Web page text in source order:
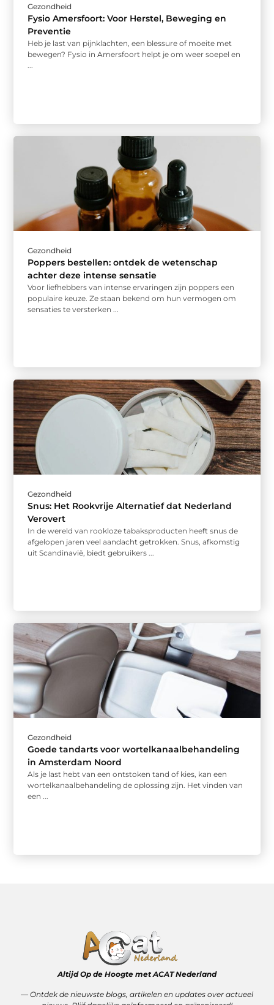
Gezondheid
Fysio Amersfoort: Voor Herstel, Beweging en
Preventie
Heb je last van pijnklachten, een blessure of moeite met
bewegen? Fysio in Amersfoort helpt je om weer soepel en
...
Gezondheid
Poppers bestellen: ontdek de wetenschap
achter deze intense sensatie
Voor liefhebbers van intense ervaringen zijn poppers een
populaire keuze. Ze staan bekend om hun vermogen om
sensaties te versterken ...
Gezondheid
Snus: Het Rookvrije Alternatief dat Nederland
Verovert
In de wereld van rookloze tabaksproducten heeft snus de
afgelopen jaren veel aandacht getrokken. Snus, afkomstig
uit Scandinavië, biedt gebruikers ...
Gezondheid
Goede tandarts voor wortelkanaalbehandeling
in Amsterdam Noord
Als je last hebt van een ontstoken tand of kies, kan een
wortelkanaalbehandeling de oplossing zijn. Het vinden van
een ...
Altijd Op de Hoogte met ACAT Nederland
–– Ontdek de nieuwste blogs, artikelen en updates over actueel